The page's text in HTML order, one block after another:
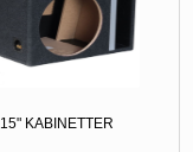
15" KABINETTER